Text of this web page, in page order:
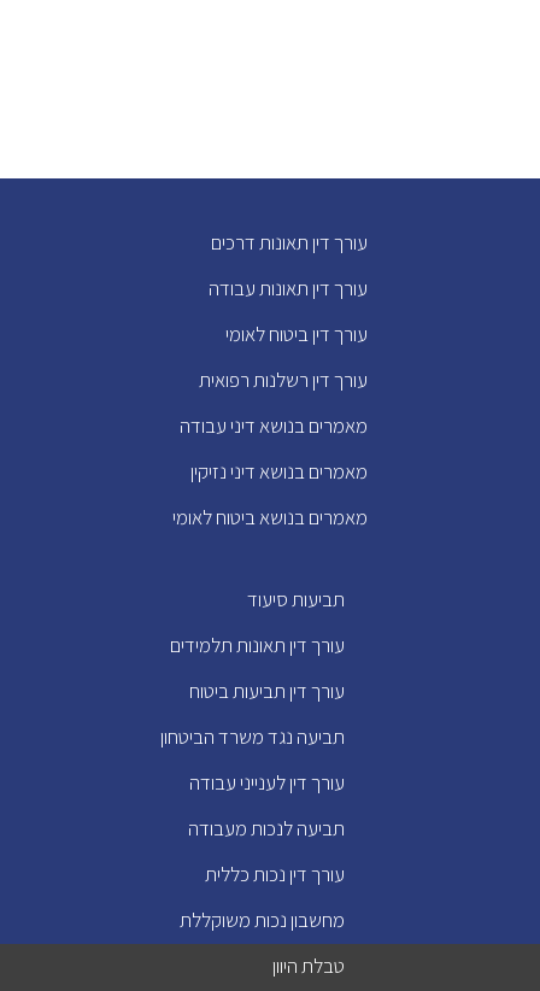
עורך דין תאונות דרכים
עורך דין תאונות עבודה
עורך דין ביטוח לאומי
עורך דין רשלנות רפואית
מאמרים בנושא דיני עבודה
מאמרים בנושא דיני נזיקין
מאמרים בנושא ביטוח לאומי
תביעות סיעוד
עורך דין תאונות תלמידים
עורך דין תביעות ביטוח
תביעה נגד משרד הביטחון
עורך דין לענייני עבודה
תביעה לנכות מעבודה
עורך דין נכות כללית
מחשבון נכות משוקללת
טבלת היוון